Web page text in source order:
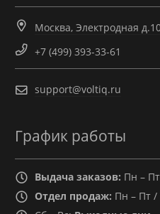
Москва, Электродная
+7 (499) 393-33-61
support@voltiq.ru
График работы
Выдача заказов: Пн –
Отдел продаж: Пн – Пт /